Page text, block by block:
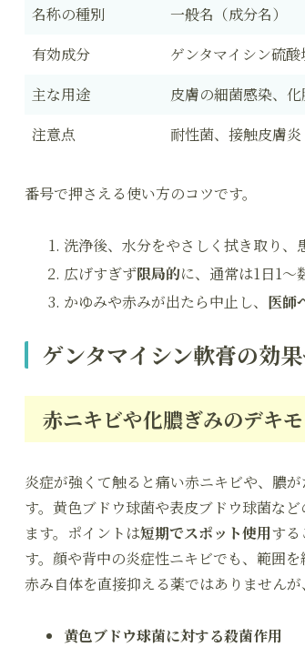
名称の種別
一般名（成分名）
有効成分
ゲンタマイシン硫酸
主な用途
皮膚の細菌感染、
注意点
耐性菌、接触皮膚炎
番号で押さえる使い方のコツです。
洗浄後、水分をやさしく拭き取り、
広げすぎず限局的に、通常は1日1〜
かゆみや赤みが出たら中止し、 医師
ゲンタマイシン軟膏の効
赤ニキビや化膿ぎみのデキ
炎症が強くて触ると痛い赤ニキビや、膿
す。黄色ブドウ球菌や表皮ブドウ球菌な
ます。ポイントは短期でスポット使用する
す。顔や背中の炎症性ニキビでも、範囲を
赤み自体を直接抑える薬ではありませんが、
黄色ブドウ球菌に対する殺菌作用